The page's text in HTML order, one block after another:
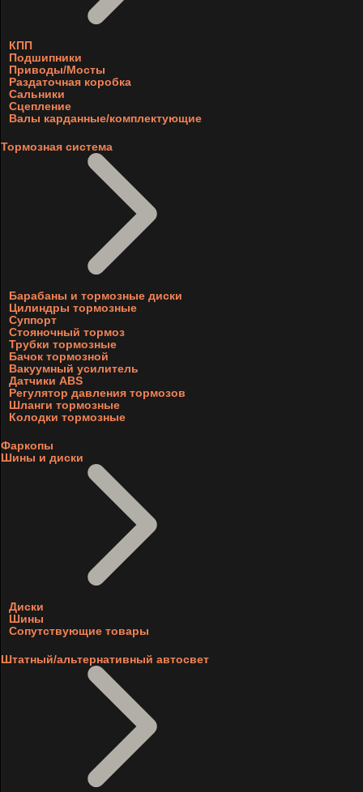
КПП
Подшипники
Приводы/Мосты
Раздаточная коробка
Сальники
Сцепление
Валы карданные/комплектующие
Тормозная система
Барабаны и тормозные диски
Цилиндры тормозные
Суппорт
Стояночный тормоз
Трубки тормозные
Бачок тормозной
Вакуумный усилитель
Датчики ABS
Регулятор давления тормозов
Шланги тормозные
Колодки тормозные
Фаркопы
Шины и диски
Диски
Шины
Сопутствующие товары
Штатный/альтернативный автосвет